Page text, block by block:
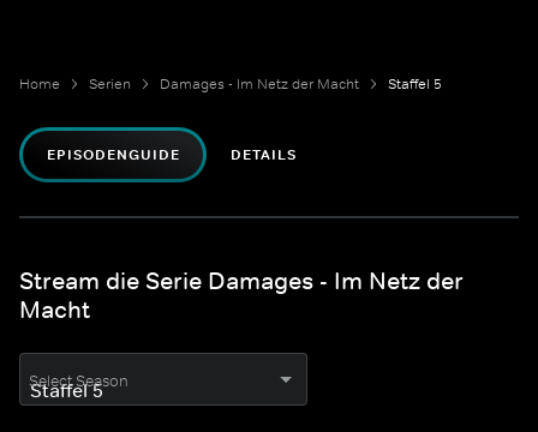
Home Serien Damages - Im Netz der Macht Staffel 5
EPISODENGUIDE DETAILS
Stream die Serie Damages - Im Netz der
Macht
Select Season